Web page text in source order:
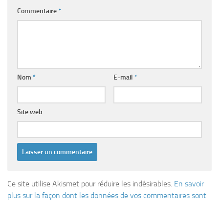
Commentaire*
Nom * E-mail *
Site web
Ce site utilise Akismet pour réduire les indésirables. En savoir
plus sur la façon dont les données de vos commentaires sont